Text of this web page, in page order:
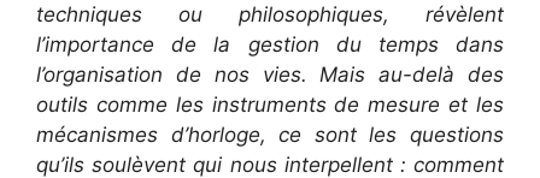
techniques ou philosophiques, révèlent
l’importance de la gestion du temps dans
l’organisation de nos vies. Mais au-delà des
outils comme les instruments de mesure et les
mécanismes d’horloge, ce sont les questions
qu’ils soulèvent qui nous interpellent : comment